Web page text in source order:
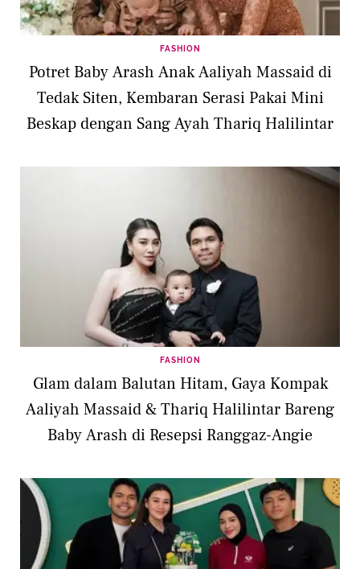
FASHION
Potret Baby Arash Anak Aaliyah Massaid di
Tedak Siten, Kembaran Serasi Pakai Mini
Beskap dengan Sang Ayah Thariq Halilintar
FASHION
Glam dalam Balutan Hitam, Gaya Kompak
Aaliyah Massaid & Thariq Halilintar Bareng
Baby Arash di Resepsi Ranggaz-Angie